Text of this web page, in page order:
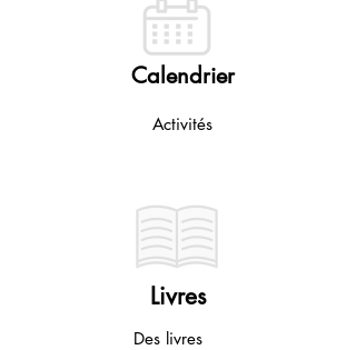
Calendrier
Activités
Livres
Des livres